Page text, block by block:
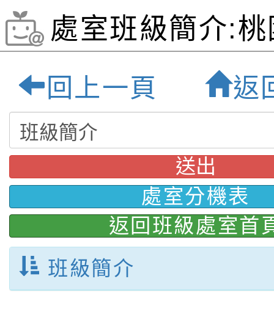
處室班級簡介:
立福祿貝爾雙語
園最優質雙語小
回上一頁 返
送出
處室分機表
返回班級處室首
班級簡介